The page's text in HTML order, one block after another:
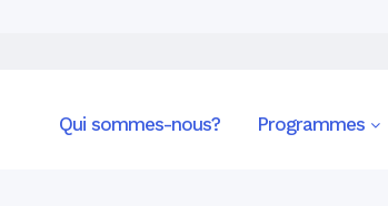
Qui sommes-nous? Programmes